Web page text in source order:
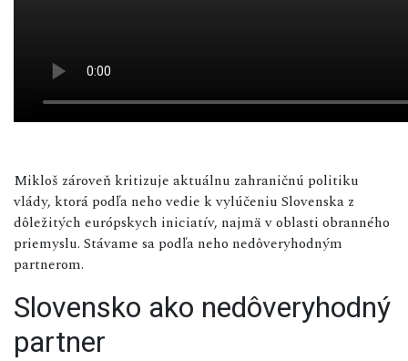
Mikloš zároveň kritizuje aktuálnu zahraničnú politiku
vlády, ktorá podľa neho vedie k vylúčeniu Slovenska z
dôležitých európskych iniciatív, najmä v oblasti obranného
priemyslu. Stávame sa podľa neho nedôveryhodným
partnerom.
Slovensko ako nedôveryhodný
partner